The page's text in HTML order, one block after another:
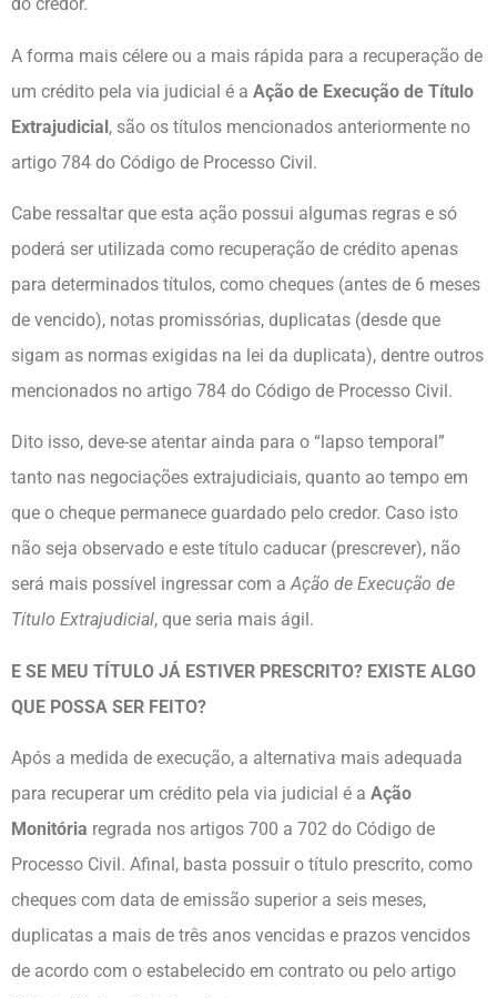
A forma mais célere ou a mais rápida para a recuperação de
um crédito pela via judicial é a Ação de Execução de Título
Extrajudicial, são os títulos mencionados anteriormente no
artigo 784 do Código de Processo Civil.
Cabe ressaltar que esta ação possui algumas regras e só
poderá ser utilizada como recuperação de crédito apenas
para determinados títulos, como cheques (antes de 6 meses
de vencido), notas promissórias, duplicatas (desde que
sigam as normas exigidas na lei da duplicata), dentre outros
mencionados no artigo 784 do Código de Processo Civil.
Dito isso, deve-se atentar ainda para o “lapso temporal”
tanto nas negociações extrajudiciais, quanto ao tempo em
que o cheque permanece guardado pelo credor. Caso isto
não seja observado e este título caducar (prescrever), não
será mais possível ingressar com aAção de Execução de
Título Extrajudicial, que seria mais ágil.
E SE MEU TÍTULO JÁ ESTIVER PRESCRITO? EXISTE ALGO
QUE POSSA SER FEITO?
Após a medida de execução, a alternativa mais adequada
para recuperar um crédito pela via judicial é a Ação
Monitória regrada nos artigos 700 a 702 do Código de
Processo Civil. Afinal, basta possuir o título prescrito, como
cheques com data de emissão superior a seis meses,
duplicatas a mais de três anos vencidas e prazos vencidos
de acordo com o estabelecido em contrato ou pelo artigo